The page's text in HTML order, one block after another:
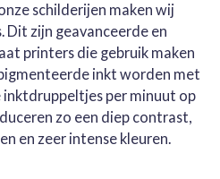
schilderijen maken wij
Dit zijn geavanceerde en
printers die gebruik maken
inkt worden met
per minuut op
zo een diep contrast,
en zeer intense kleuren.